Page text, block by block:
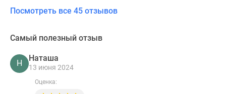
Посмотреть все 45 отзывов
Самый полезный отзыв
Н
Наташа
13 июня 2024
Оценка: